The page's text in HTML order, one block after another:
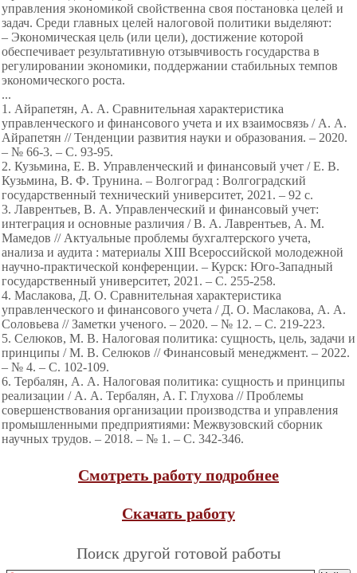
управления экономикой свойственна своя постановка целей и
задач. Среди главных целей налоговой политики выделяют:
– Экономическая цель (или цели), достижение которой
обеспечивает результативную отзывчивость государства в
регулировании экономики, поддержании стабильных темпов
экономического роста.
...
1. Айрапетян, А. А. Сравнительная характеристика
управленческого и финансового учета и их взаимосвязь / А. А.
Айрапетян // Тенденции развития науки и образования. – 2020.
– № 66-3. – С. 93-95.
2. Кузьмина, Е. В. Управленческий и финансовый учет / Е. В.
Кузьмина, В. Ф. Трунина. – Волгоград : Волгоградский
государственный технический университет, 2021. – 92 с.
3. Лаврентьев, В. А. Управленческий и финансовый учет:
интеграция и основные различия / В. А. Лаврентьев, А. М.
Мамедов // Актуальные проблемы бухгалтерского учета,
анализа и аудита : материалы XIII Всероссийской молодежной
научно-практической конференции. – Курск: Юго-Западный
государственный университет, 2021. – С. 255-258.
4. Маслакова, Д. О. Сравнительная характеристика
управленческого и финансового учета / Д. О. Маслакова, А. А.
Соловьева // Заметки ученого. – 2020. – № 12. – С. 219-223.
5. Селюков, М. В. Налоговая политика: сущность, цель, задачи и
принципы / М. В. Селюков // Финансовый менеджмент. – 2022.
– № 4. – С. 102-109.
6. Тербалян, А. А. Налоговая политика: сущность и принципы
реализации / А. А. Тербалян, А. Г. Глухова // Проблемы
совершенствования организации производства и управления
промышленными предприятиями: Межвузовский сборник
научных трудов. – 2018. – № 1. – С. 342-346.
Смотреть работу подробнее
Скачать работу
Поиск другой готовой работы